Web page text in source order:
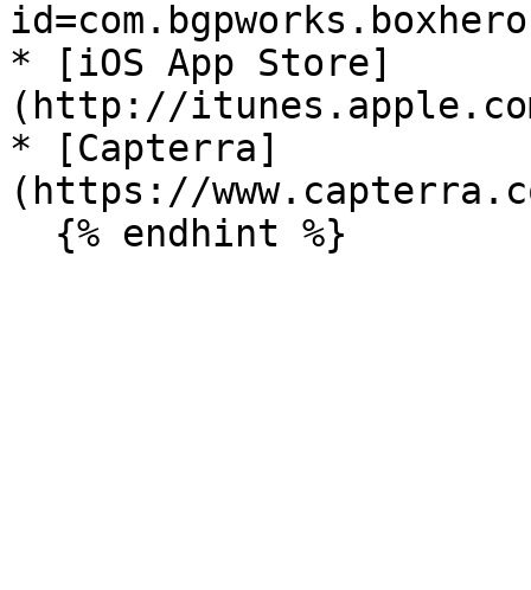
* [iOS App Store]
(http://
* [Capterra]
(https://